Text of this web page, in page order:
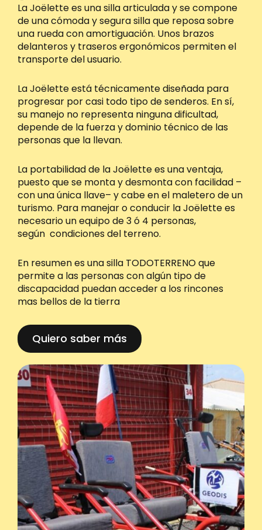
La Joëlette es una silla articulada y se compone
de una cómoda y segura silla que reposa sobre
una rueda con amortiguación. Unos brazos
delanteros y traseros ergonómicos permiten el
transporte del usuario.
La Joëlette está técnicamente diseñada para
progresar por casi todo tipo de senderos. En sí,
su manejo no representa ninguna dificultad,
depende de la fuerza y dominio técnico de las
personas que la llevan.
La portabilidad de la Joëlette es una ventaja,
puesto que se monta y desmonta con facilidad –
con una única llave– y cabe en el maletero de un
turismo. Para manejar o conducir la Joëlette es
necesario un equipo de 3 ó 4 personas,
según condiciones del terreno.
En resumen es una silla TODOTERRENO que
permite a las personas con algún tipo de
discapacidad puedan acceder a los rincones
mas bellos de la tierra
Quiero saber más